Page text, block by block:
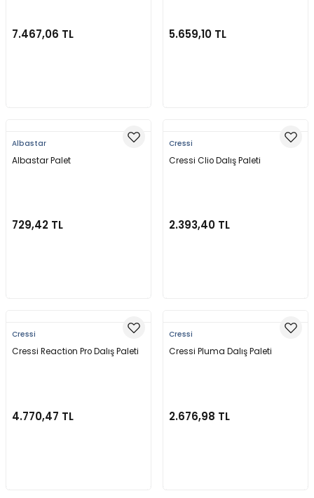
7.467,06 TL 5.659,10 TL
Albastar
Albastar Palet
729,42 TL
Cressi
Cressi Clio Dalış Paleti
2.393,40 TL
Cressi
Cressi Reaction Pro Dalış Paleti
4.770,47 TL
Cressi
Cressi Pluma Dalış Paleti
2.676,98 TL